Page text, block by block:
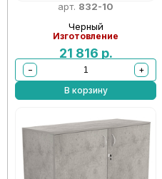
арт. 832-10
Черный
Изготовление
21 816 р.
−
+
В корзину